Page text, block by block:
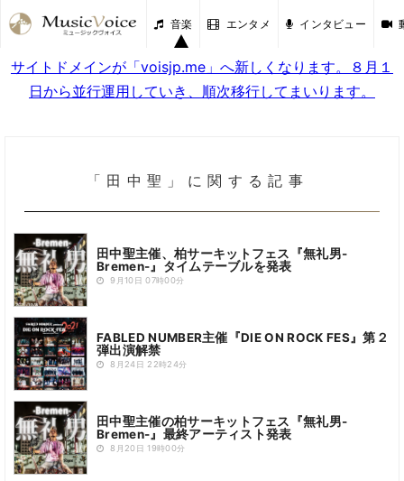
音楽 エンタメ インタビュー
サイトドメインが「voisjp.me」へ新しくなります。８月１
日から並行運用していき、順次移行してまいります。
「田中聖」に関する記事
田中聖主催、柏サーキットフェス『無礼男-
Bremen-』タイムテーブルを発表
9月10日 07時00分
FABLED NUMBER主催『DIE ON ROCK FES』第２
弾出演解禁
8月24日 22時24分
田中聖主催の柏サーキットフェス『無礼男-
Bremen-』最終アーティスト発表
8月20日 19時00分